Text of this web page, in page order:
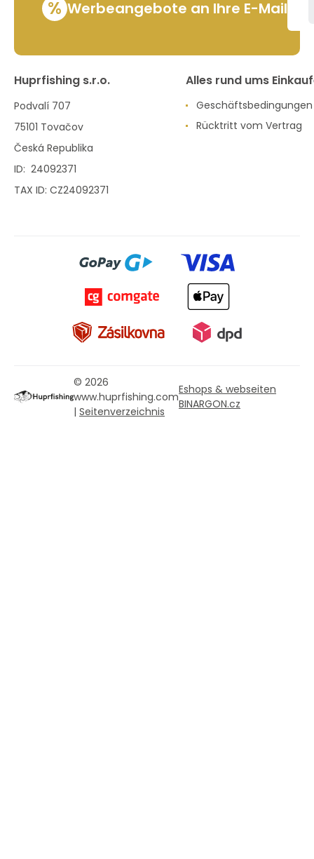
% Werbeangebote an Ihre E-Mail
Huprfishing s.r.o.
Podvalí 707
75101 Tovačov
Česká Republika
ID: 24092371
TAX ID: CZ24092371
Alles rund ums
Geschäftsbedingungen
Rücktritt vom Vertrag
© 2026
www.huprfishing.com
| Seitenverzeichnis
Eshops & webseiten
BINARGON.cz